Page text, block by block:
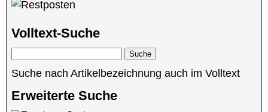
Volltext-Suche
Suche nach Artikelbezeichnung auch im Volltext
Erweiterte Suche